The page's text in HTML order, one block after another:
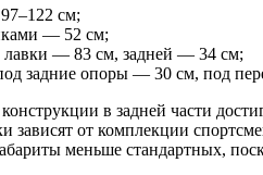
см;
— 52 см;
лавки — 83 см, задней — 34 см;
задние опоры — 30 см, под
в задней части
зависят от комплекции
меньше стандартных,